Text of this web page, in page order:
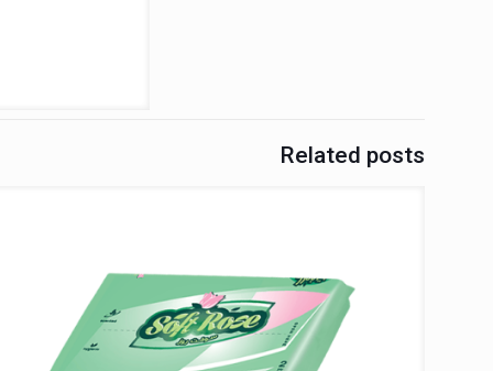
Related posts